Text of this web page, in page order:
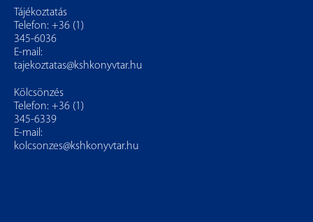
Tájékoztatás
Telefon: +36 (1)
345-6036
E-mail:
tajekoztatas@kshkonyvtar.hu
Kölcsönzés
Telefon: +36 (1)
345-6339
E-mail:
kolcsonzes@kshkonyvtar.hu